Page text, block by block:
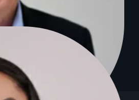
Experte
schult Teams praxisnah und
bleiben – smarter durch KI.